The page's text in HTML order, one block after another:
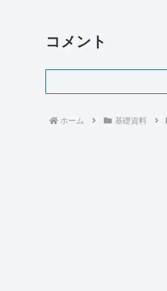
コメント
ホーム 基礎資料